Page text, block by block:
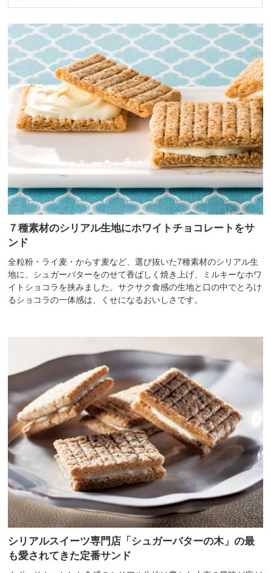
７種素材のシリアル生地にホワイトチョコレートをサ
ンド
全粒粉・ライ麦・からす麦など、選び抜いた7種素材のシリアル生
地に、シュガーバターをのせて香ばしく焼き上げ、ミルキーなホワ
イトショコラを挟みました。サクサク食感の生地と口の中でとろけ
るショコラの一体感は、くせになるおいしさです。
シリアルスイーツ専門店「シュガーバターの木」の最
も愛されてきた定番サンド